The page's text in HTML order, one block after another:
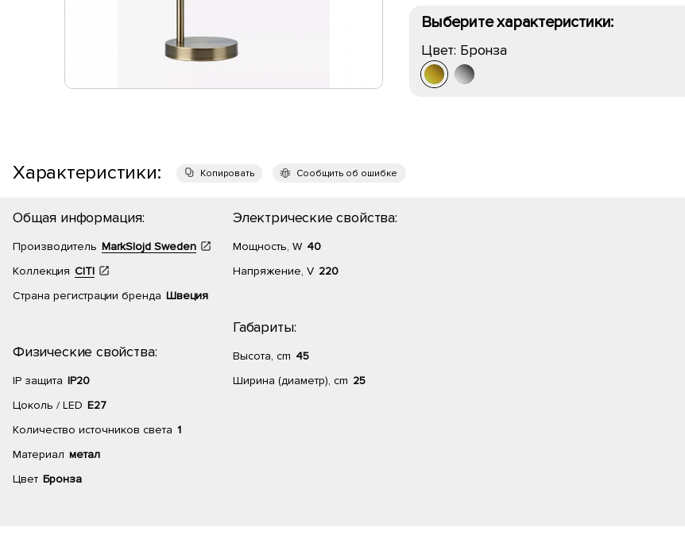
Выберите характеристики:
Цвет: Бронза
Характеристики: Копировать Сообщить об ошибке
Общая информация:
Производитель MarkSlojd Sweden
Коллекция CITI
Страна регистрации бренда Швеция
Физические свойства:
IP защита IP20
Цоколь / LED E27
Количество источников света 1
Материал метал
Цвет Бронза
Электрические свойства:
Мощность, W 40
Напряжение, V 220
Габариты:
Высота, cm 45
Ширина (диаметр), cm 25